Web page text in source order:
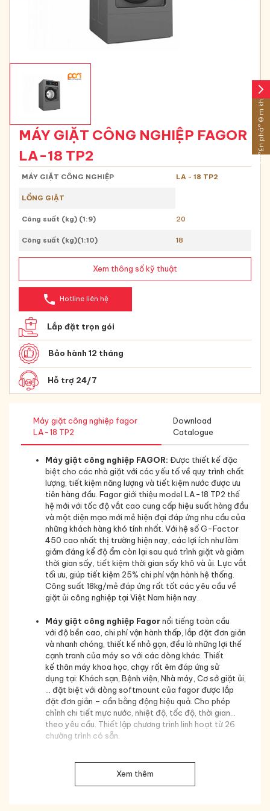
MÁY GIẶT CÔNG NGHIỆP FAGOR
LA-18 TP2
MÁY GIẶT CÔNG NGHIỆP LA - 18 TP2
LỒNG GIẶT
Công suất (kg) (1:9) 20
Công suất (kg)(1:10) 18
Xem thông số kỹ thuật
phone Hotline liên hệ
Lắp đặt trọn gói
Bảo hành 12 tháng
Hỗ trợ 24/7
Máy giặt công nghiệp fagor
LA-18 TP2
Download
Catalogue
Máy giặt công nghiệp FAGOR: Được thiết kế đặc
biệt cho các nhà giặt với các yếu tố về quy trình chất
lượng, tiết kiệm năng lượng và tiết kiệm nước được ưu
tiên hàng đầu. Fagor giới thiệu model LA-18 TP2 thế
hệ mới với tốc độ vắt cao cung cấp hiệu suất hàng đầu
và một diện mạo mới mẻ hiện đại đáp ứng nhu cầu của
những khách hàng khó tính nhất. Với hệ số G-Factor
450 cao nhất thị trường hiện nay, các lợi ích như làm
giảm đáng kể độ ẩm còn lại sau quá trình giặt và giảm
thời gian sấy, tiết kiệm thời gian sấy khô và ủi. Lực vắt
tối ưu, giúp tiết kiệm 25% chi phí vận hành hệ thống.
Công suất 18kg/mẻ đáp ứng rất tốt các yêu cầu về
giặt ủi công nghiệp tại Việt Nam hiện nay.
Máy giặt công nghiệp Fagornổi tiếng toàn cầu
với độ bền cao, chi phí vận hành thấp, lắp đặt đơn giản
và nhanh chóng, thiết kế nhỏ gọn, đều là những lợi thế
cạnh tranh của máy so với các dòng khác. Thiết
kế thân máy khoa học chạy rất êm đáp ứng sử
dụng tại: Khách sạn, Bệnh viện, Nhà máy, Cơ sở giặt ủi,
… đặt biệt với dòng softmount của fagor được lắp
đặt đơn giản – cần bằng động hiệu quả. Cho phép
chỉnh chi tiết mực nước, nhiệt độ, tốc độ, thời gian…
theo yêu cầu. Thiết lập chương trình linh hoạt từ 26
chường trình có sẵn.
lưutrữ theo thời gian thực
Xem thêm
arrow_forward_ios
Sáº£n pháº©m khÃ¡c